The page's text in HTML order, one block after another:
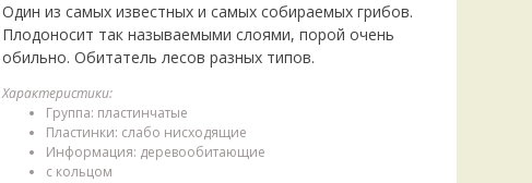
Один из самых известных и самых собираемых грибов.
Плодоносит так называемыми слоями, порой очень
обильно. Обитатель лесов разных типов.
Характеристики:
Группа: пластинчатые
Пластинки: слабо нисходящие
Информация: деревообитающие
с кольцом